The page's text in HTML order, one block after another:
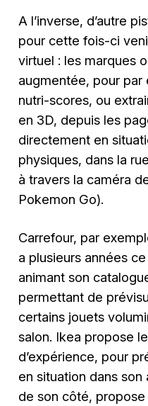
A l’inverse, d’autre
pour cette fois-ci
virtuel : les marques
augmentée, pour
nutri-scores, ou
en 3D, depuis les
directement en
physiques, dans la
à travers la caméra
Pokemon Go).
Carrefour, par
a plusieurs années
animant son
permettant de
certains jouets
salon. Ikea propose
d’expérience, pour
en situation dans
de son côté,